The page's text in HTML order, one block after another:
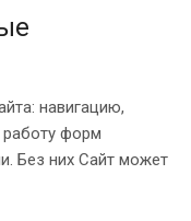
навигацию,
форм
Без них Сайт может